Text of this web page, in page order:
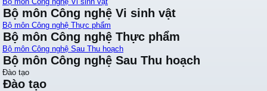
Bộ môn Công nghệ Vi sinh vật
Bộ môn Công nghệ Thực phẩm
Bộ môn Công nghệ Thực phẩm
Bộ môn Công nghệ Sau Thu hoạch
Bộ môn Công nghệ Sau Thu hoạch
Đào tạo
Đào tạo